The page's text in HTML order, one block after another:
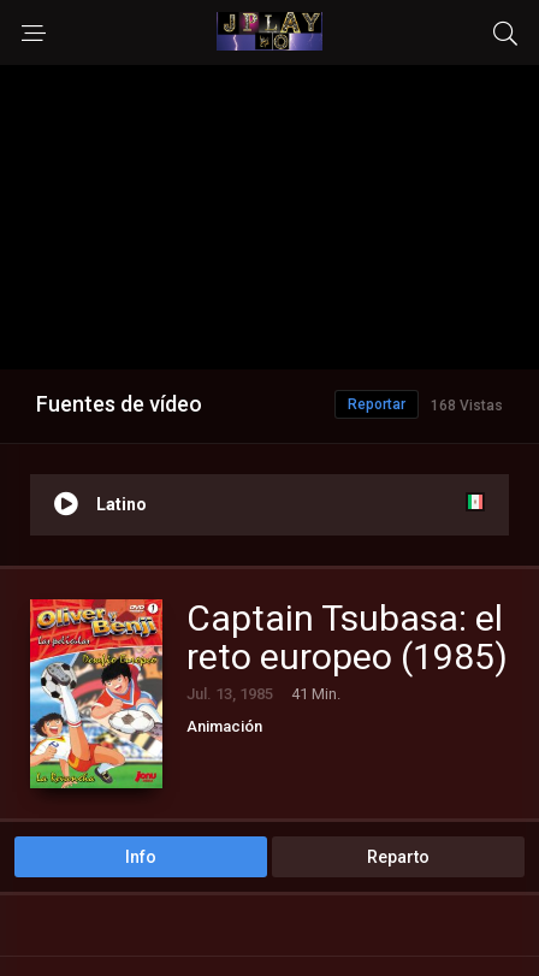
Fuentes de vídeo 168 Vistas
Reportar
Latino
Captain Tsubasa: el
reto europeo (1985)
Jul. 13, 1985
41 Min.
Animación
Info Reparto